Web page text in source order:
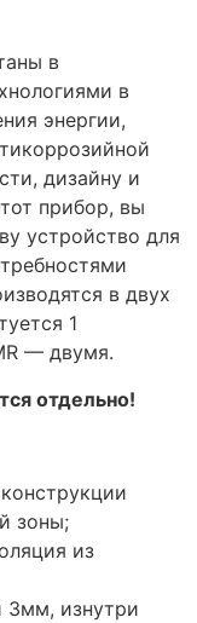
в
в
энергии,
дизайну и
прибор, вы
устройство для
в двух
1
— двумя.
отдельно!
зоны;
из
3мм, изнутри